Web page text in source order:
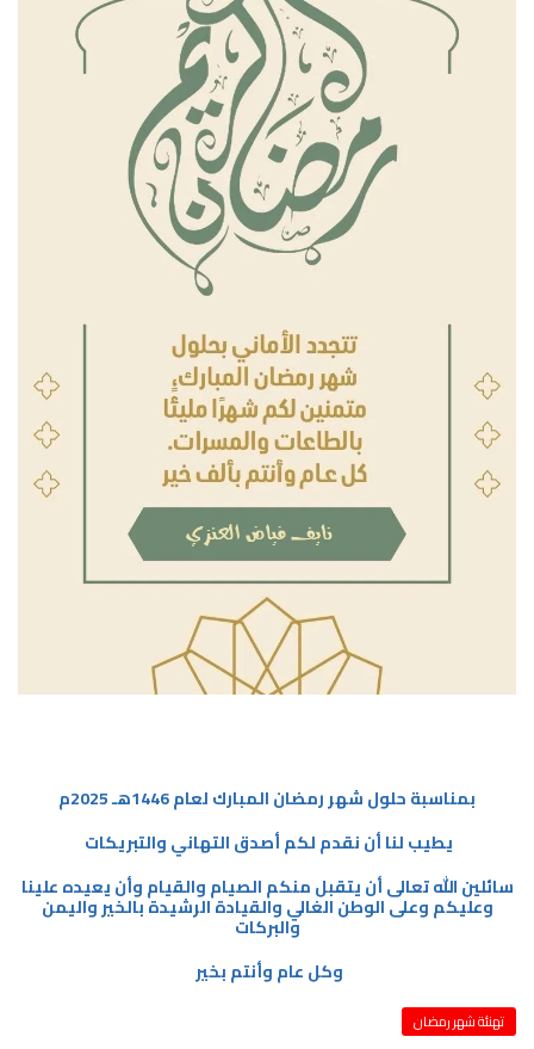
بمناسبة حلول شهر رمضان المبارك لعام 1446هـ 2025م
يطيب لنا أن نقدم لكم أصدق التهاني والتبريكات
سائلين الله تعالى أن يتقبل منكم الصيام والقيام وأن يعيده علينا
وعليكم وعلى الوطن الغالي والقيادة الرشيدة بالخير واليمن
والبركات
وكل عام وأنتم بخير
تهنئة شهر رمضان